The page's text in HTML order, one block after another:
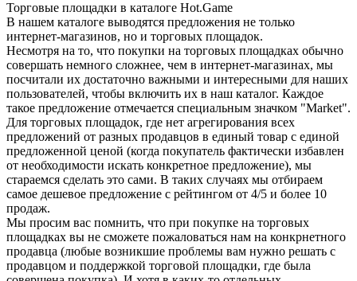
Торговые площадки в каталоге Hot.Game
В нашем каталоге выводятся предложения не только
интернет-магазинов, но и торговых площадок.
Несмотря на то, что покупки на торговых площадках обычно
совершать немного сложнее, чем в интернет-магазинах, мы
посчитали их достаточно важными и интересными для наших
пользователей, чтобы включить их в наш каталог. Каждое
такое предложение отмечается специальным значком "Market".
Для торговых площадок, где нет агрегирования всех
предложений от разных продавцов в единый товар с единой
предложенной ценой (когда покупатель фактически избавлен
от необходимости искать конкретное предложение), мы
стараемся сделать это сами. В таких случаях мы отбираем
самое дешевое предложение с рейтингом от 4/5 и более 10
продаж.
Мы просим вас помнить, что при покупке на торговых
площадках вы не сможете пожаловаться нам на конкрнетного
продавца (любые возникшие проблемы вам нужно решать с
продавцом и поддержкой торговой площадки, где была